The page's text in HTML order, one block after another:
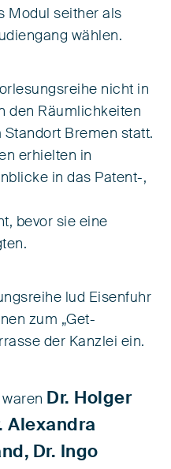
Modul seither als
wählen.
nicht in
den Räumlichkeiten
Bremen statt.
erhielten in
in das Patent-,
bevor sie eine
lud Eisenfuhr
zum „Get-
der Kanzlei ein.
Dr. Holger
Alexandra
Dr. Ingo